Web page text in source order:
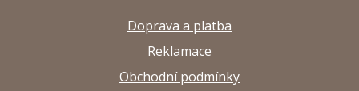
Doprava a platba
Reklamace
Obchodní podmínky